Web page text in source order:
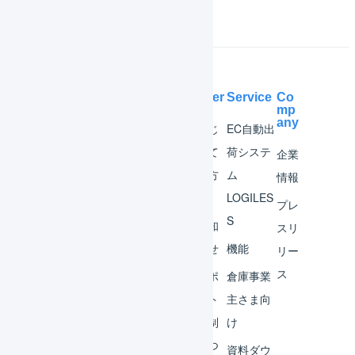
Help Center
はじ
めて
の方
お知
らせ
サポ
ート
体制
につ
Service
EC自動出
荷システ
ム
LOGILES
S
機能
倉庫事業
主さま向
け
資料ダウ
Co
mp
any
企業
情報
プレ
スリ
リー
ス